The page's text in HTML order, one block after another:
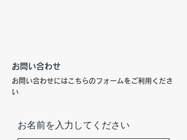
お問い合わせ
お問い合わせにはこちらのフォームをご利用くださ
い
お名前を入力してください